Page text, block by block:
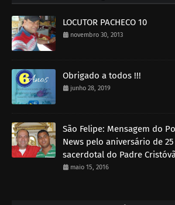
LOCUTOR PACHECO 10
novembro 30, 2013
Obrigado a todos !!!
junho 28, 2019
São Felipe: Mensagem do
News pelo aniversário de
sacerdotal do Padre
maio 15, 2016